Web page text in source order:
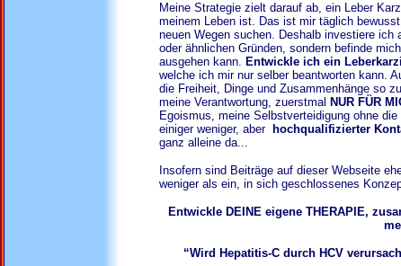
Meine Strategie zielt darauf ab, ein Leber
meinem Leben ist. Das ist mir täglich
neuen Wegen suchen. Deshalb investiere
oder ähnlichen Gründen, sondern befinde
ausgehen kann. Entwickle ich ein
welche ich mir nur selber beantworten kann.
die Freiheit, Dinge und Zusammenhänge so
meine Verantwortung, zuerstmal NUR FÜR
Egoismus, meine Selbstverteidigung ohne
einiger weniger, aber hochqualifizierter
ganz alleine da...
Insofern sind Beiträge auf dieser Webseite
weniger als ein, in sich geschlossenes
Entwickle DEINE eigene THERAPIE,
“Wird Hepatitis-C durch HCV